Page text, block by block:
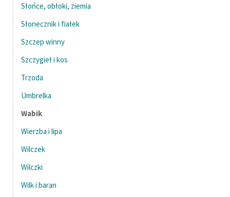
Słońce, obłoki, ziemia
Słonecznik i fiałek
Szczep winny
Szczygieł i kos
Trzoda
Umbrelka
Wabik
Wierzba i lipa
Wilczek
Wilczki
Wilk i baran